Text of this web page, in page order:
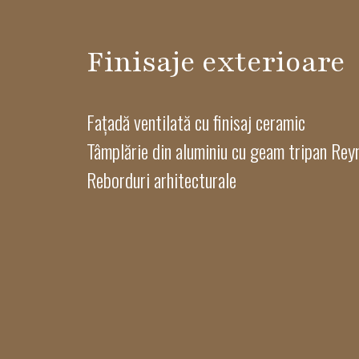
Finisaje exterioare
Fațadă ventilată cu finisaj ceramic
Tâmplărie din aluminiu cu geam tripan
Reborduri arhitecturale